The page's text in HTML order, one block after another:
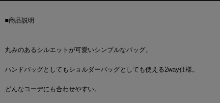
■商品説明
丸みのあるシルエットが可愛いシンプルなバッグ。
ハンドバッグとしてもショルダーバッグとしても使える2way仕様。
どんなコーデにも合わせやすい。